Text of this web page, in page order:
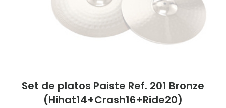
Set de platos Paiste Ref. 201 Bronze
(Hihat14+Crash16+Ride20)